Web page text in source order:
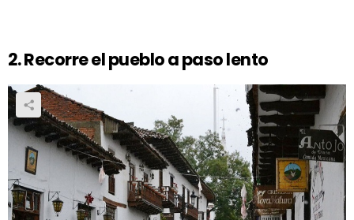
2. Recorre el pueblo a paso lento